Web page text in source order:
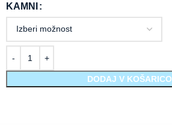
KAMNI
DODAJ V KOŠARICO